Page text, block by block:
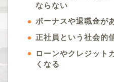
ならない
ボーナスや退職金が
正社員という社会的
ローンやクレジット
くなる